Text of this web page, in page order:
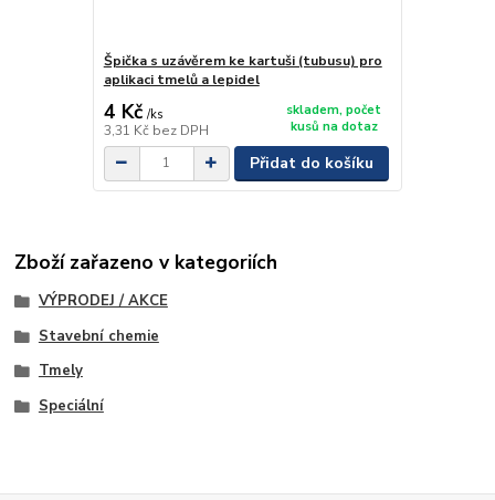
Špička s uzávěrem ke kartuši (tubusu) pro
aplikaci tmelů a lepidel
4 Kč /ks
3,31 Kč bez DPH
skladem, počet
kusů na dotaz
Přidat do košíku
Zboží zařazeno v kategoriích
VÝPRODEJ / AKCE
Stavební chemie
Tmely
Speciální